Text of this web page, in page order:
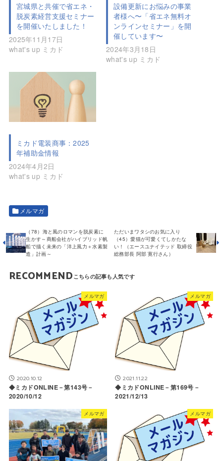
宮城県と共催で省エネ・
脱炭素経営支援セミナー
を開催いたしました！
2025年11月17日
what's up ミカド
設備更新にお悩みの事業
者様へ〜「省エネ無料オ
ンラインセミナー」を開
催しています〜
2024年3月18日
what's up ミカド
ミカド電装商事：2025
年補助金情報
2024年4月2日
what's up ミカド
メルマガ
ただいまワタシのお気に入り
（45）愛猫が可愛くてしかたな
い！（エースユナイテッド 取締役
総務部長 阿部 寛行さん）
（78）海と風のロマンを脱炭素に
生かす～商船会社がハイブリッド帆
船で描く未来の「洋上風力＋水素製
造」計画～
RECOMMEND
メルマガ
2020.10.12
◆ミカドONLINE－第143号－
2020/10/12
メルマガ
2021.11.22
◆ミカドONLINE－第169号－
2021/12/13
メルマガ メルマガ